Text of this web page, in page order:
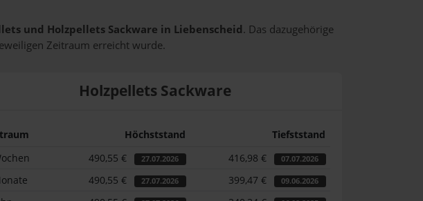
und Holzpellets Sackware in Liebenscheid. Das dazugehörige
Zeitraum erreicht wurde.
Holzpellets Sackware
Höchststand
Tiefststand
490,55 € 27.07.2026 416,98 € 07.07.2026
490,55 € 27.07.2026 399,47 € 09.06.2026